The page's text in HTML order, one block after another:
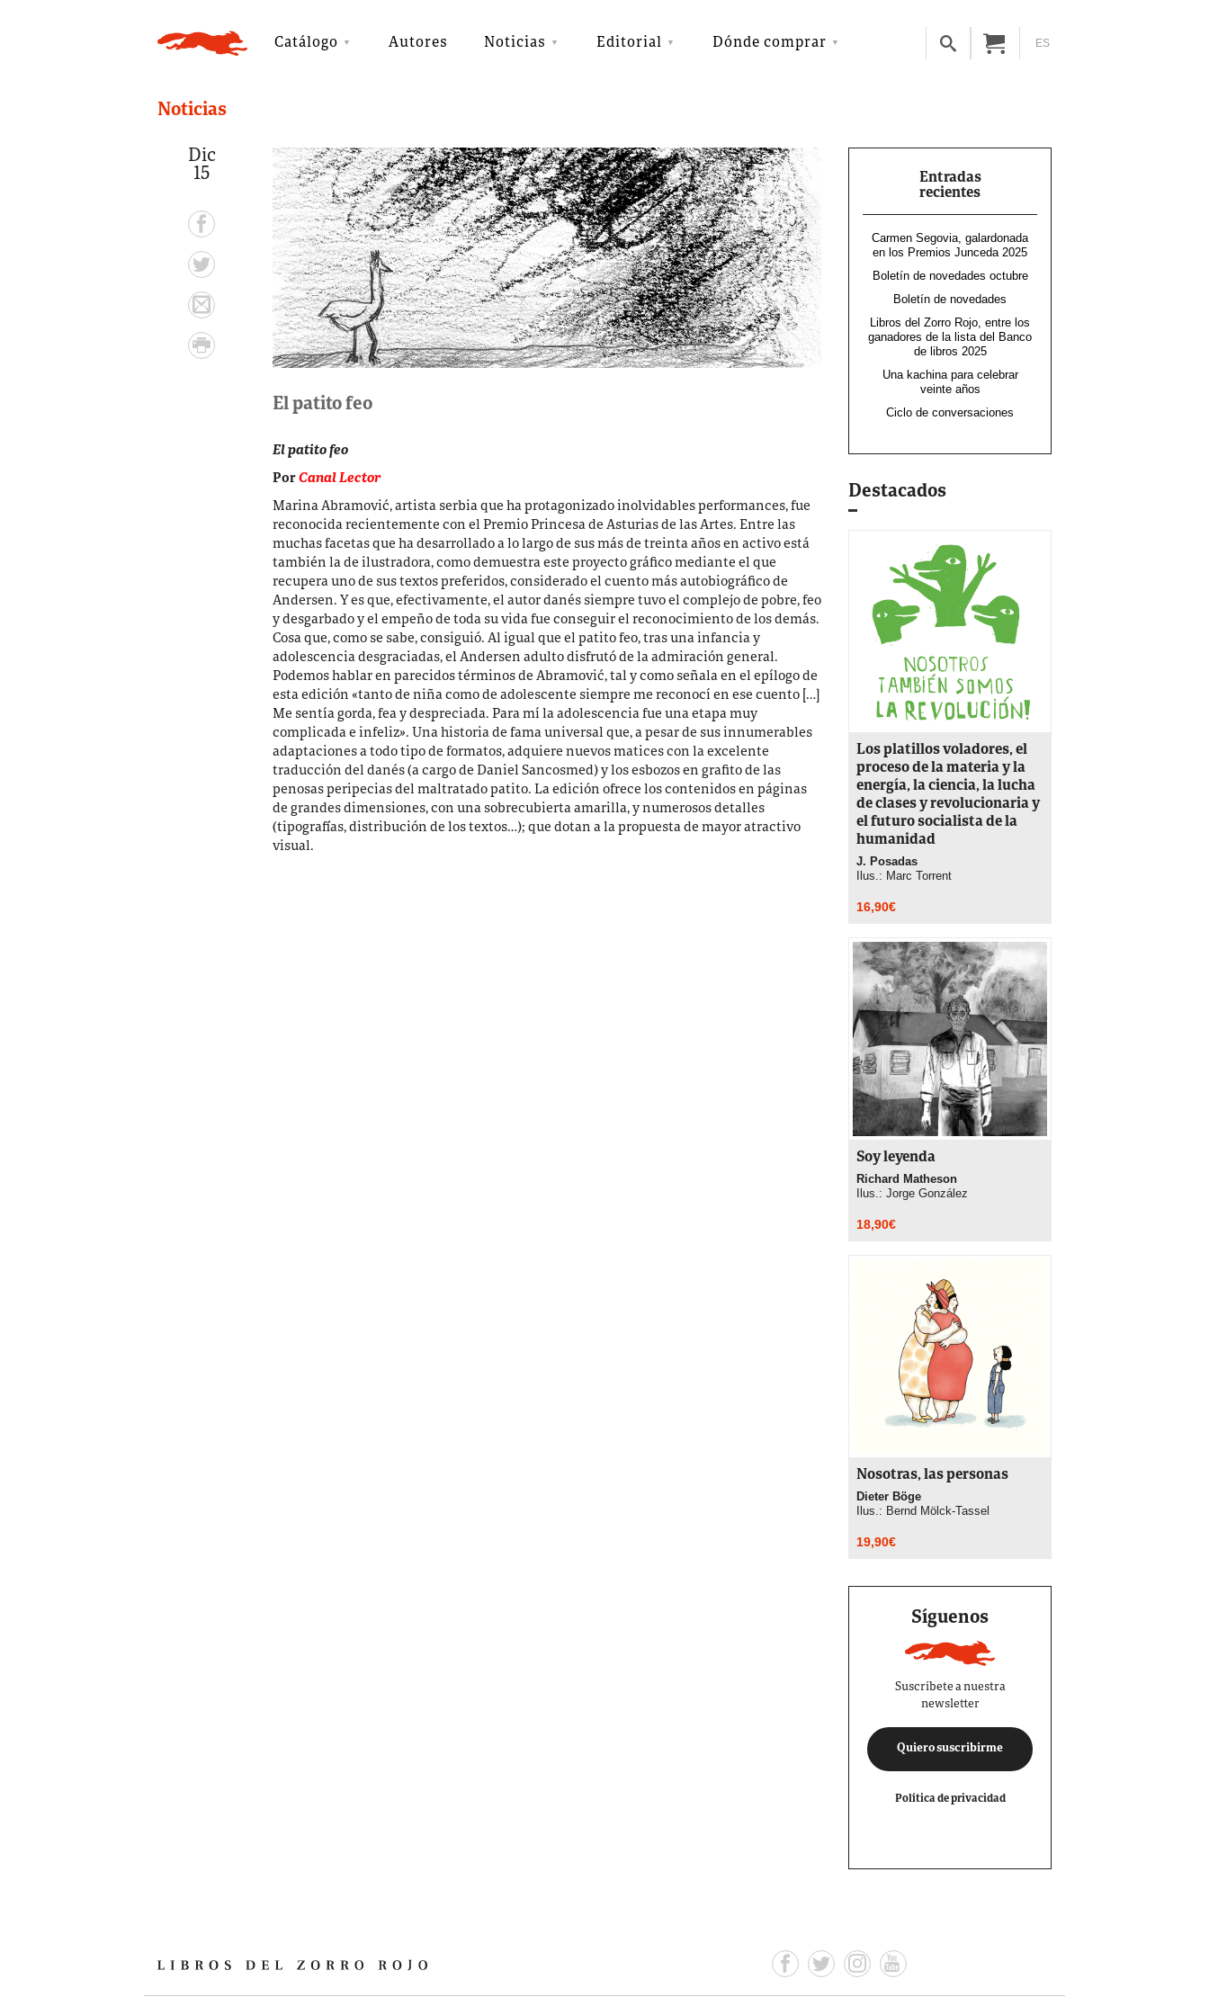
Catálogo Autores Noticias Editorial Dónde comprar ES
Noticias
Dic
15
El patito feo
El patito feo
PorCanal Lector
Marina Abramović, artista serbia que ha protagonizado inolvidables performances, fue
reconocida recientemente con el Premio Princesa de Asturias de las Artes. Entre las
muchas facetas que ha desarrollado a lo largo de sus más de treinta años en activo está
también la de ilustradora, como demuestra este proyecto gráfico mediante el que
recupera uno de sus textos preferidos, considerado el cuento más autobiográfico de
Andersen. Y es que, efectivamente, el autor danés siempre tuvo el complejo de pobre, feo
y desgarbado y el empeño de toda su vida fue conseguir el reconocimiento de los demás.
Cosa que, como se sabe, consiguió. Al igual que el patito feo, tras una infancia y
adolescencia desgraciadas, el Andersen adulto disfrutó de la admiración general.
Podemos hablar en parecidos términos de Abramović, tal y como señala en el epílogo de
esta edición «tanto de niña como de adolescente siempre me reconocí en ese cuento […]
Me sentía gorda, fea y despreciada. Para mí la adolescencia fue una etapa muy
complicada e infeliz». Una historia de fama universal que, a pesar de sus innumerables
adaptaciones a todo tipo de formatos, adquiere nuevos matices con la excelente
traducción del danés (a cargo de Daniel Sancosmed) y los esbozos en grafito de las
penosas peripecias del maltratado patito. La edición ofrece los contenidos en páginas
de grandes dimensiones, con una sobrecubierta amarilla, y numerosos detalles
(tipografías, distribución de los textos…); que dotan a la propuesta de mayor atractivo
visual.
Entradas
recientes
Carmen Segovia, galardonada
en los Premios Junceda 2025
Boletín de novedades octubre
Boletín de novedades
Libros del Zorro Rojo, entre los
ganadores de la lista del Banco
de libros 2025
Una kachina para celebrar
veinte años
Ciclo de conversaciones
Destacados
Los platillos voladores, el
proceso de la materia y la
energía, la ciencia, la lucha
de clases y revolucionaria y
el futuro socialista de la
humanidad
J. Posadas
Ilus.: Marc Torrent
16,90€
Soy leyenda
Richard Matheson
Ilus.: Jorge González
18,90€
Nosotras, las personas
Dieter Böge
Ilus.: Bernd Mölck-Tassel
19,90€
Síguenos
Suscríbete a nuestra
newsletter
Quiero suscribirme
Política de privacidad